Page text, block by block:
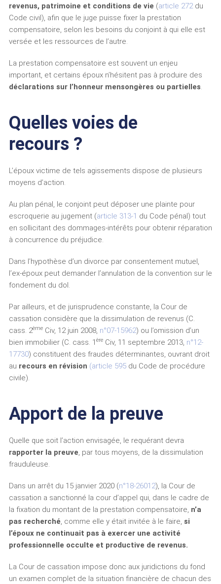
revenus, patrimoine et conditions de vie (article 272du
Code civil), afin que le juge puisse fixer la prestation
compensatoire, selon les besoins du conjoint à qui elle est
versée et les ressources de l’autre.
La prestation compensatoire est souvent un enjeu
important, et certains époux n’hésitent pas à produire des
déclarations sur l’honneur mensongères ou partielles.
Quelles voies de
recours ?
L’époux victime de tels agissements dispose de plusieurs
moyens d’action.
Au plan pénal, le conjoint peut déposer une plainte pour
escroquerie au jugement (article 313-1 du Code pénal) tout
en sollicitant des dommages-intérêts pour obtenir réparation
à concurrence du préjudice.
Dans l’hypothèse d’un divorce par consentement mutuel,
l’ex-époux peut demander l’annulation de la convention sur le
fondement du dol.
Par ailleurs, et de jurisprudence constante, la Cour de
cassation considère que la dissimulation de revenus (C.
cass. 2èmeCiv, 12 juin 2008, n°07-15962) ou l’omission d’un
bien immobilier (C. cass. 1 èreCiv, 11 septembre 2013, n°12-
17730) constituent des fraudes déterminantes, ouvrant droit
au recours en révision (article 595du Code de procédure
civile).
Apport de la preuve
Quelle que soit l’action envisagée, le requérant devra
rapporter la preuve, par tous moyens, de la dissimulation
frauduleuse.
Dans un arrêt du 15 janvier 2020 (n°18-26012), la Cour de
cassation a sanctionné la cour d’appel qui, dans le cadre de
la fixation du montant de la prestation compensatoire, n’a
pas recherché, comme elle y était invitée à le faire, si
l’époux ne continuait pas à exercer une activité
professionnelle occulte et productive de revenus.
La Cour de cassation impose donc aux juridictions du fond
un examen complet de la situation financière de chacun des